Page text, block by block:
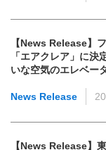
【News Release】
「エアクレア」に
いな空気のエレベー
News Release
【News Release】